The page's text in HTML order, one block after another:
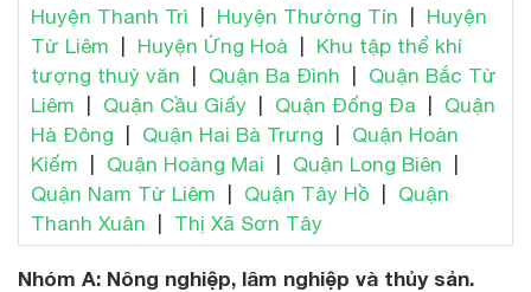
Huyện Thanh Trì
Huyện Thường Tín
Huyện
Từ Liêm
Huyện Ứng Hoà
Khu tập thể khí
tượng thuỷ văn
Quận Ba Đình
Quận Bắc Từ
Liêm
Quận Cầu Giấy Quận Đống Đa
Quận
Hà Đông
Quận Hai Bà Trưng
Quận Hoàn
Kiếm
Quận Hoàng Mai Quận Long Biên
Quận Nam Từ Liêm
Quận Tây Hồ
Quận
Thanh Xuân
Thị Xã Sơn Tây
Nhóm A: Nông nghiệp, lâm nghiệp và thủy sản.